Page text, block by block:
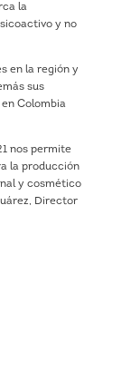
la
y no
en la región y
sus
Colombia
nos permite
la producción
y cosmético
Director